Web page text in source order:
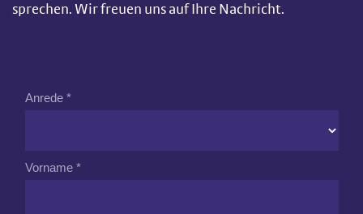
sprechen. Wir freuen uns auf Ihre Nachricht.